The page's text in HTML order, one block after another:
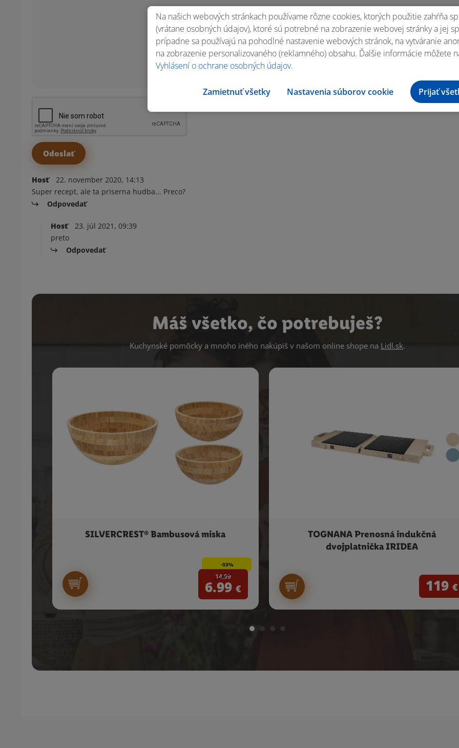
Hosť
22. november 2020, 14:13
Super recept, ale ta priserna hudba... Preco?
Odpovedať
Hosť
23. júl 2021, 09:39
preto
Odpovedať
Máš všetko, čo potrebuješ?
Kuchynské pomôcky a mnoho iného nakúpiš v našom online shope na Lidl.sk.
SILVERCREST® Bambusová miska
-53%
14.99
6.99 €
TOGNANA Prenosná indukčná
dvojplatnička IRIDEA
119 €
Na našich webových stránkach používame rôzne cookies, ktorých použitie zahŕňa
(vrátane osobných údajov), ktoré sú potrebné na zobrazenie webovej stránky a jej
prípadne sa používajú na pohodlné nastavenie webových stránok, na vytváranie
na zobrazenie personalizovaného (reklamného) obsahu. Ďalšie informácie môžete
Vyhlásení o ochrane osobných údajov.
Zamietnuť všetky Nastavenia súborov cookie Prijať